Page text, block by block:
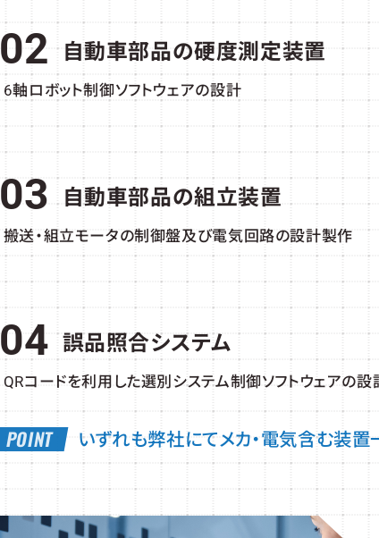
02 自動車部品の硬度測定装置
6軸ロボット制御ソフトウェアの設計
03 自動車部品の組立装置
搬送・組立モータの制御盤及び電気回路の設計製作
04 誤品照合システム
QRコードを利用した選別システム制御ソフトウェアの設
いずれも弊社にてメカ・電気含む装置